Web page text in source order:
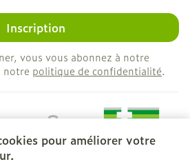
pour améliorer votre
Inscription
vous vous abonnez à notre
notre politique de confidentialité.